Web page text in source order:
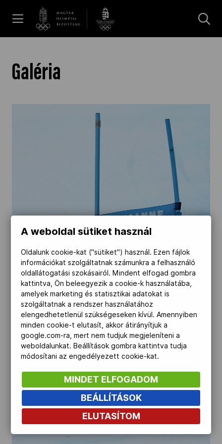
Kettőskarrier-program
NOB
Társszervezetek
OVEP
Adatbank
Galéria
A weboldal sütiket használ
Oldalunk cookie-kat ("sütiket") használ. Ezen fájlok
információkat szolgáltatnak számunkra a felhasználó
oldallátogatási szokásairól. Mindent elfogad gombra
kattintva, Ön beleegyezik a cookie-k használatába,
amelyek marketing és statisztikai adatokat is
szolgáltatnak a rendszer használatához
elengedhetetlenül szükségeseken kívül. Amennyiben
minden cookie-t elutasít, akkor átirányítjuk a
google.com-ra, mert nem tudjuk megjeleníteni a
weboldalunkat. Beállítások gombra kattintva tudja
módosítani az engedélyezett cookie-kat.
MINDET ELFOGADOM
BEÁLLÍTÁSOK
ELUTASÍTOM